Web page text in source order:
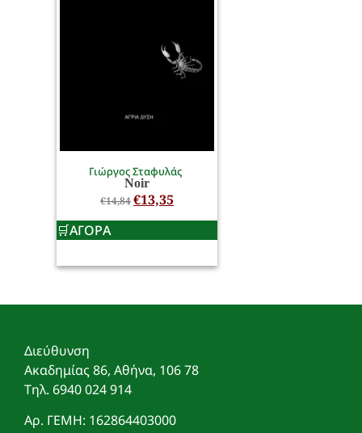
Γιώργος Σταφυλάς
Noir
€14,84€13,35
ΑΓΟΡΑ
Διεύθυνση
Ακαδημίας 86, Αθήνα, 106 78
Τηλ. 6940 024 914
Αρ. ΓΕΜΗ: 162864403000